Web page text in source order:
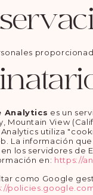
Analytics es un
Mountain View
utiliza
La información
los servidores de
en: https://
como Google